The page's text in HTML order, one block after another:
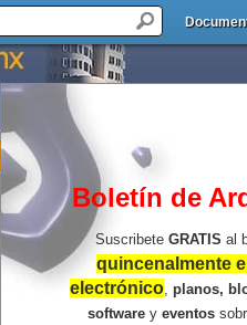
Buscador de Arquitectura :
OPCIONES DE BUSQUEDA:
Boletín de
Suscribete GRATIS al
quincenalmente
electrónico, planos,
softwarey eventos